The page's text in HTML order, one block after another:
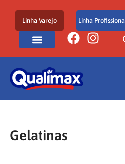
Linha Varejo Linha
Gelatinas